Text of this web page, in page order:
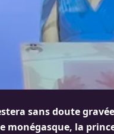
sans doute
monégasque, la